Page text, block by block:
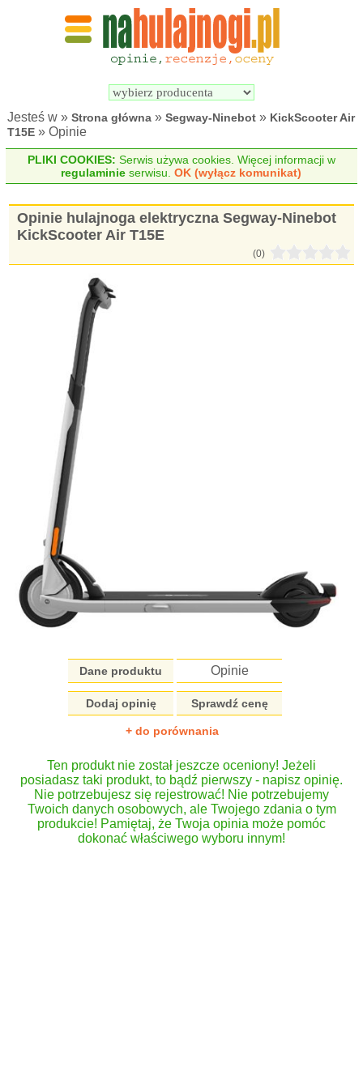
Wyszukiwarka
elektrycznych
Jesteś w »Strona główna »Segway-Ninebot » KickScooter Air
T15E » Opinie
PLIKI COOKIES: Serwis używa cookies. Więcej informacji w
regulaminie serwisu.OK (wyłącz komunikat)
Opinie hulajnoga elektryczna Segway-Ninebot
KickScooter Air T15E
(0)
Dane produktu Opinie
Dodaj opinię Sprawdź cenę
+ do porównania
Ten produkt nie został jeszcze oceniony! Jeżeli
posiadasz taki produkt, to bądź pierwszy - napisz opinię.
Nie potrzebujesz się rejestrować! Nie potrzebujemy
Twoich danych osobowych, ale Twojego zdania o tym
produkcie! Pamiętaj, że Twoja opinia może pomóc
dokonać właściwego wyboru innym!